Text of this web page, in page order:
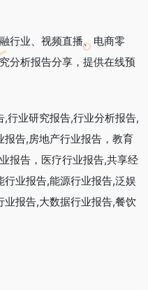
行业、视频直播、电商零
分析报告分享，提供在线预
行业研究报告,行业分析报告,
告,房地产行业报告，教育
报告，医疗行业报告,共享经
业报告,能源行业报告,泛娱
报告,大数据行业报告,餐饮